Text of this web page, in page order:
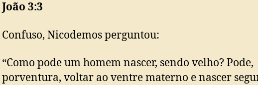
João 3:3
Confuso, Nicodemos perguntou:
“Como pode um homem nascer, sendo velho? Pode,
porventura, voltar ao ventre materno e nascer